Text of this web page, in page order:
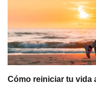
Cómo reiniciar tu vida